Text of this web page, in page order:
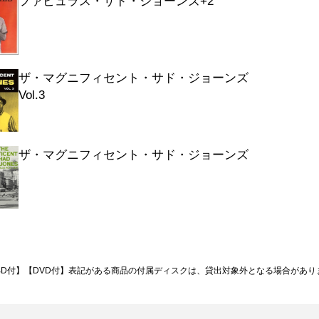
ザ・マグニフィセント・サド・ジョーンズ
Vol.3
ザ・マグニフィセント・サド・ジョーンズ
付】【DVD付】表記がある商品の付属ディスクは、貸出対象外となる場合があり